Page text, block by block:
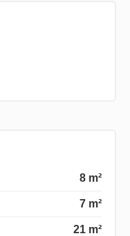
8 m²
7 m²
21 m²